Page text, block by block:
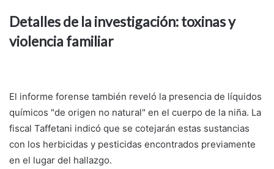
Detalles de la investigación: toxinas y
violencia familiar
El informe forense también reveló la presencia de líquidos
químicos "de origen no natural" en el cuerpo de la niña. La
fiscal Taffetani indicó que se cotejarán estas sustancias
con los herbicidas y pesticidas encontrados previamente
en el lugar del hallazgo.